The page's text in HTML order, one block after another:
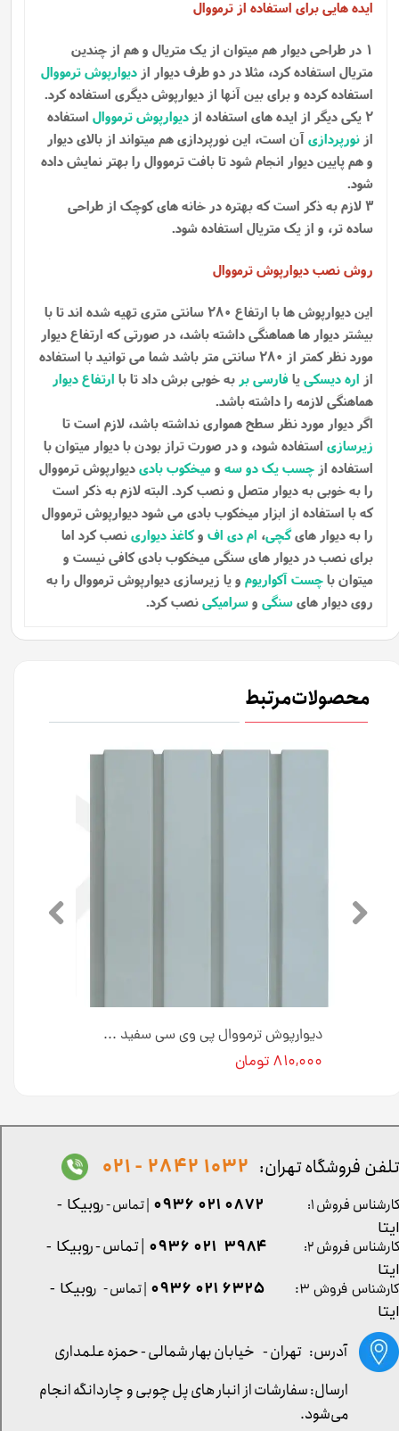
ایده هایی برای استفاده از ترمووال
1 در طراحی دیوار هم میتوان از یک متریال و هم از چندین
متریال استفاده کرد، مثلا در دو طرف دیوار از دیوارپوش ترمووال
استفاده کرده و برای بین آنها از دیوارپوش دیگری استفاده کرد.
2 یکی دیگر از ایده های استفاده از
دیوارپوش ترمووال استفاده
از نورپردازیآن است، این نورپردازی هم میتواند از بالای دیوار
و هم پایین دیوار انجام شود تا بافت ترمووال را بهتر نمایش داده
شود.
3 لازم به ذکر است که بهتره در خانه های کوچک از طراحی
ساده تر، و از یک متریال استفاده شود.
روش نصب دیوارپوش ترمووال
این دیوارپوش ها با ارتفاع 280 سانتی متری تهیه شده اند تا با
بیشتر دیوار ها هماهنگی داشته باشد، در صورتی که ارتفاع دیوار
مورد نظر کمتر از 280 سانتی متر باشد شما می توانید با استفاده
از اره دیسکییافارسی بر به خوبی برش داد تا با ارتفاع دیوار
هماهنگی لازمه را داشته باشد.
اگر دیوار مورد نظر سطح همواری نداشته باشد، لازم است تا
زیرسازی استفاده شود، و در صورت تراز بودن با دیوار میتوان با
استفاده از چسب یک دو سه ومیخکوب بادیدیوارپوش ترمووال
را به خوبی به دیوار متصل و نصب کرد. البته لازم به ذکر است
که با استفاده از ابزار میخکوب بادی می شود دیوارپوش ترمووال
را به دیوار هایگچی، ام دی اف وکاغذ دیوارینصب کرد اما
برای نصب در دیوار های سنگی میخکوب بادی کافی نیست و
میتوان باچست آکواریوم و یا زیرسازی دیوارپوش ترمووال را به
روی دیوار هایسنگی وسرامیکینصب کرد.
محصولات مرتبط
دیوارپوش ترمووال پی وی سی سفید ساده 20 سانت PC9 [انبار تهران]
۸۱۰,۰۰۰ تومان
کارشناس فروش ۳: ۶۳۲۵ ۰۲۱ ۰۹۳۶ | تماس - روبیکا -
ایتا
آدرس: تهران - خیابان بهار شمالی - حمزه علمداری
تلفن فروشگاه تهران: 1032 2842 - 021
کارشناس فروش ۱: 0872 021 0936 | تماس - روبیکا -
ایتا
کارشناس فروش ۲:
۳۹۸۴ ۰۲۱ ۰۹۳۶ | تماس - روبیکا -
ایتا
ارسال: سفارشات از انبار های پل چوبی و چاردانگه انجام
می‌شود.